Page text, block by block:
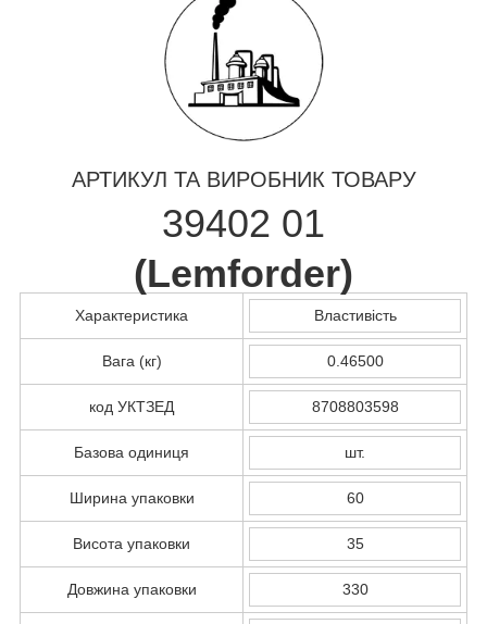
АРТИКУЛ ТА ВИРОБНИК ТОВАРУ
39402 01
(Lemforder)
Характеристика Властивість
Вага (кг) 0.46500
код УКТЗЕД 8708803598
Базова одиниця шт.
Ширина упаковки 60
Висота упаковки 35
Довжина упаковки 330